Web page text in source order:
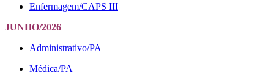
Enfermagem/CAPS III
JUNHO/2026
Administrativo/PA
Médica/PA